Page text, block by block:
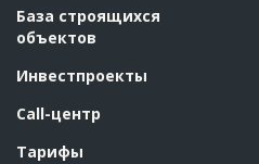
База строящихся
объектов
Инвестпроекты
Call-центр
Тарифы